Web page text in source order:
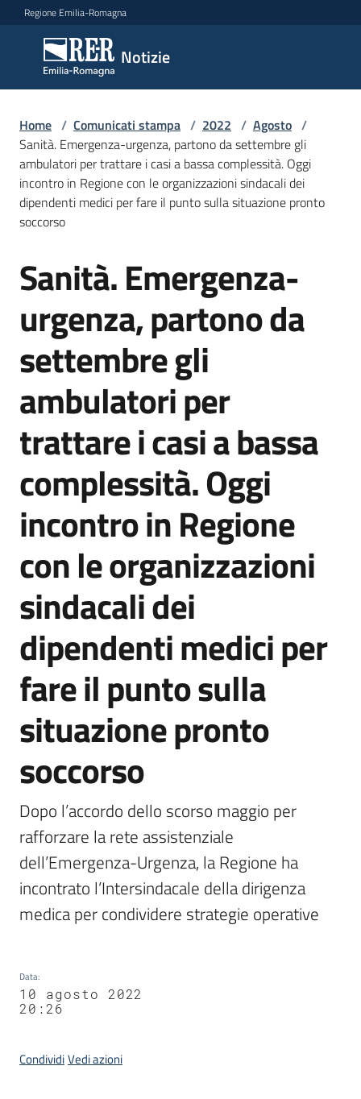
Vai al contenuto
Vai alla navigazione
Vai al footer
Regione Emilia-Romagna
Notizie
Notizie
Comunicati
stampa
Menu selezionato
Cerca
un
comunicato
Risorse
Agenzia
di
informazione
e
comunicazione
Seguici
su
Home / Comunicati stampa / 2022 / Agosto /
Sanità. Emergenza-urgenza, partono da settembre gli
ambulatori per trattare i casi a bassa complessità. Oggi
incontro in Regione con le organizzazioni sindacali dei
dipendenti medici per fare il punto sulla situazione pronto
soccorso
Salta al contenuto
Sanità. Emergenza-
urgenza, partono da
settembre gli
ambulatori per
trattare i casi a bassa
complessità. Oggi
incontro in Regione
con le organizzazioni
sindacali dei
dipendenti medici per
fare il punto sulla
situazione pronto
soccorso
Dopo l’accordo dello scorso maggio per
rafforzare la rete assistenziale
dell’Emergenza-Urgenza, la Regione ha
incontrato l’Intersindacale della dirigenza
medica per condividere strategie operative
Data:
10 agosto 2022
20:26
CondividiVedi azioni